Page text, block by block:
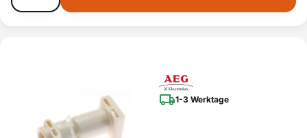
1-3 Werktage